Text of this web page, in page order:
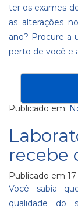
ter os exames
as alterações
ano? Procure a
perto de você e
Publicado em:
recebe
Publicado em
Você sabia
qualidade do